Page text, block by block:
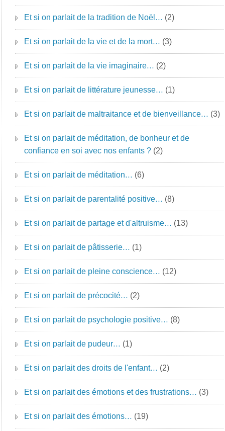
Et si on parlait de la tradition de Noël… (2)
Et si on parlait de la vie et de la mort… (3)
Et si on parlait de la vie imaginaire… (2)
Et si on parlait de littérature jeunesse… (1)
Et si on parlait de maltraitance et de bienveillance… (3)
Et si on parlait de méditation, de bonheur et de
confiance en soi avec nos enfants ? (2)
Et si on parlait de méditation… (6)
Et si on parlait de parentalité positive… (8)
Et si on parlait de partage et d'altruisme… (13)
Et si on parlait de pâtisserie… (1)
Et si on parlait de pleine conscience… (12)
Et si on parlait de précocité… (2)
Et si on parlait de psychologie positive… (8)
Et si on parlait de pudeur… (1)
Et si on parlait des droits de l'enfant… (2)
Et si on parlait des émotions et des frustrations… (3)
Et si on parlait des émotions… (19)